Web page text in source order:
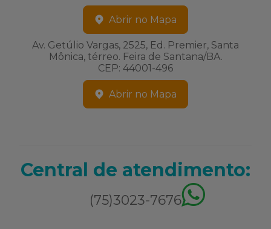
Abrir no Mapa
Av. Getúlio Vargas, 2525, Ed. Premier, Santa
Mônica, térreo. Feira de Santana/BA.
CEP: 44001-496
Abrir no Mapa
Central de atendimento:
(75)3023-7676